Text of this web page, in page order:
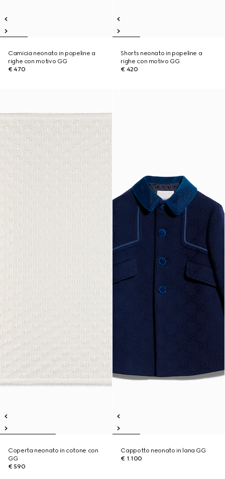
Camicia neonato in popeline a
righe con motivo GG
€ 470
Shorts neonato in popeline a
righe con motivo GG
€ 420
Coperta neonato in cotone con
GG
€ 590
Cappotto neonato in lana GG
€ 1.100